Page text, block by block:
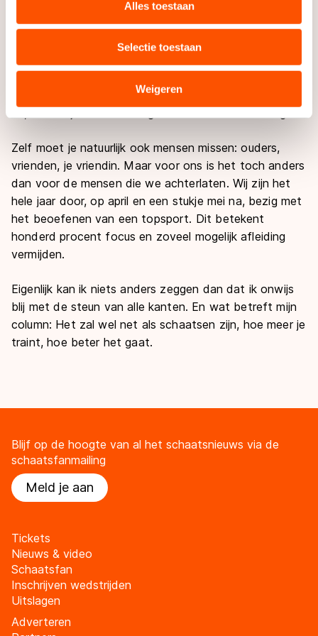
combineren met andere gegevens die u aan hen heeft
verstrekt of die zij hebben verzameld via hun services.
Sommige partners kunnen gegevens doorgeven aan
landen buiten de EU, zoals de VS, waar mogelijk geen
adequaat beschermingsniveau geldt volgens de GDPR.
overdracht. Meer informatie vindt u in onscookiebeleid
Alles toestaan
Selectie toestaan
Weigeren
Niet te vergeten je sociale leven. Je bent meer dan
honderd dagen van huis en de dagen dat je thuis bent
kun je nooit je schema uit het oog verliezen. Niet
alleen wij, maar ook de mensen om ons heen moeten
dat maar gewoon nemen zoals het is. Ik hoor mijn
vriendin nog zeggen: trainen tijdens Koninginnedag!?
Zelf moet je natuurlijk ook mensen missen: ouders,
vrienden, je vriendin. Maar voor ons is het toch anders
dan voor de mensen die we achterlaten. Wij zijn het
hele jaar door, op april en een stukje mei na, bezig met
het beoefenen van een topsport. Dit betekent
honderd procent focus en zoveel mogelijk afleiding
vermijden.
Eigenlijk kan ik niets anders zeggen dan dat ik onwijs
blij met de steun van alle kanten. En wat betreft mijn
column: Het zal wel net als schaatsen zijn, hoe meer je
traint, hoe beter het gaat.
Blijf op de hoogte van al het schaatsnieuws via de
schaatsfanmailing
Meld je aan
Tickets
Nieuws & video
Schaatsfan
Inschrijven wedstrijden
Uitslagen
Adverteren